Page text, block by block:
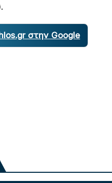
στην Google